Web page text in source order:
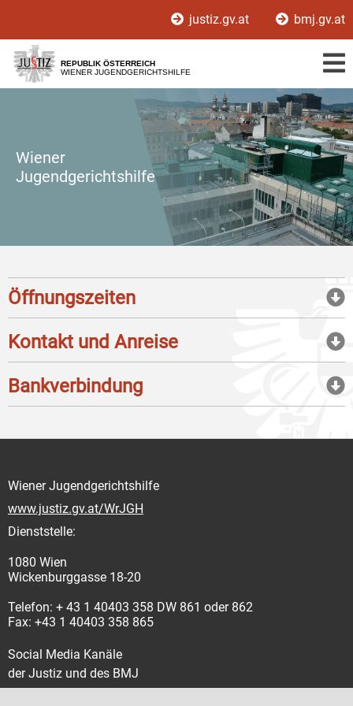
[1]
[2]
justiz.gv.at bmj.gv.at
REPUBLIK ÖSTERREICH
WIENER JUGENDGERICHTSHILFE
Wiener
Jugendgerichtshilfe
Öffnungszeiten
Kontakt und Anreise
Bankverbindung
Wiener Jugendgerichtshilfe
www.justiz.gv.at/WrJGH
Dienststelle:
1080 Wien
Wickenburggasse 18-20
Telefon: + 43 1 40403 358 DW 861 oder 862
Fax: +43 1 40403 358 865
Social Media Kanäle
der Justiz und des BMJ